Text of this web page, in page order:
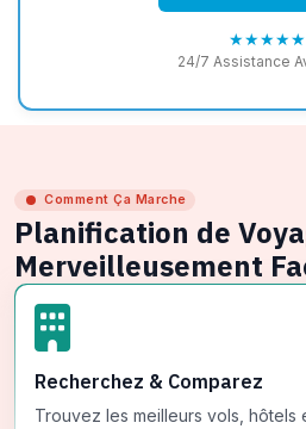
★★★★★
24/7 Assistance
Comment Ça Marche
Planification de
Merveilleusement
Recherchez & Comparez
Trouvez les meilleurs vols, hôtels